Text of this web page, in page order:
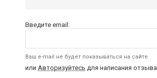
Введите email:
Ваш e-mail не будет показываться на сайте
или Авторизуйтесь для написания отзыва